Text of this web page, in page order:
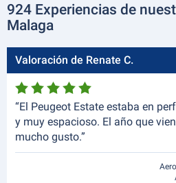
924 Experiencias de
Malaga
Valoración de Renate C.
“El Peugeot Estate estaba en
y muy espacioso. El año que
mucho gusto.”